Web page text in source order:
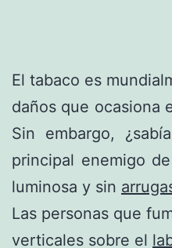
El tabaco es
daños que ocasiona
Sin embargo,
principal enemigo
luminosa y sin
Las personas que
verticales sobre el